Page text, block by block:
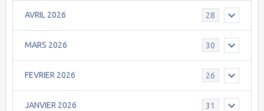
AVRIL 2026 28
MARS 2026 30
FEVRIER 2026 26
JANVIER 2026 31